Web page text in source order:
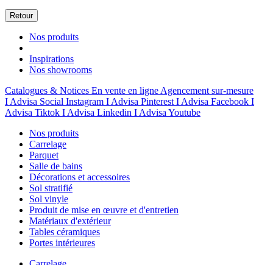
Retour
Nos produits
Inspirations
Nos showrooms
Catalogues & Notices En vente en ligne Agencement sur-mesure
I Advisa Social Instagram I Advisa Pinterest I Advisa Facebook I
Advisa Tiktok I Advisa Linkedin I Advisa Youtube
Nos produits
Carrelage
Parquet
Salle de bains
Décorations et accessoires
Sol stratifié
Sol vinyle
Produit de mise en œuvre et d'entretien
Matériaux d'extérieur
Tables céramiques
Portes intérieures